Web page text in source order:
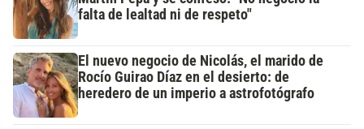
falta de lealtad ni de respeto"
El nuevo negocio de Nicolás, el marido de
Rocío Guirao Díaz en el desierto: de
heredero de un imperio a astrofotógrafo